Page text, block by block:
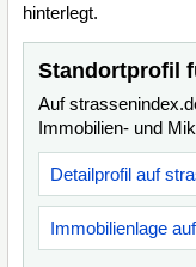
hinterlegt.
Standortprofil
Auf
Immobilien- und
Detailprofil auf
Immobilienlage